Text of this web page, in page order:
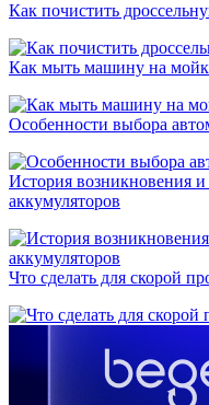
Как почистить
Как мыть машину на
Особенности выбора
История возникновения
аккумуляторов
Что сделать для скорой